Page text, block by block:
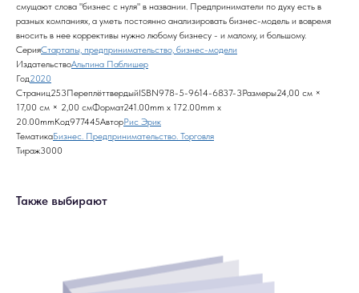
смущают слова "бизнес с нуля" в названии. Предприниматели по духу есть в
разных компаниях, а уметь постоянно анализировать бизнес-модель и вовремя
вносить в нее коррективы нужно любому бизнесу - и малому, и большому.
СерияСтартапы, предпринимательство, бизнес-модели
ИздательствоАльпина Паблишер
Год2020
Страниц253ПереплёттвердыйISBN978-5-9614-6837-3Размеры24,00 см ×
17,00 см × 2,00 смФормат241.00mm x 172.00mm x
20.00mmКод977445АвторРис Эрик
ТематикаБизнес. Предпринимательство. Торговля
Тираж3000
Также выбирают